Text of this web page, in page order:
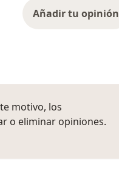
Añadir tu opinión
motivo, los
o eliminar opiniones.